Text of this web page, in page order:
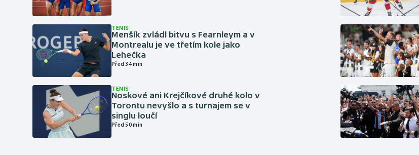
TENIS
Menšík zvládl bitvu s Fearnleym a v
Montrealu je ve třetím kole jako
Lehečka
Před 34 min
TENIS
Noskové ani Krejčíkové druhé kolo v
Torontu nevyšlo a s turnajem se v
singlu loučí
Před 50 min